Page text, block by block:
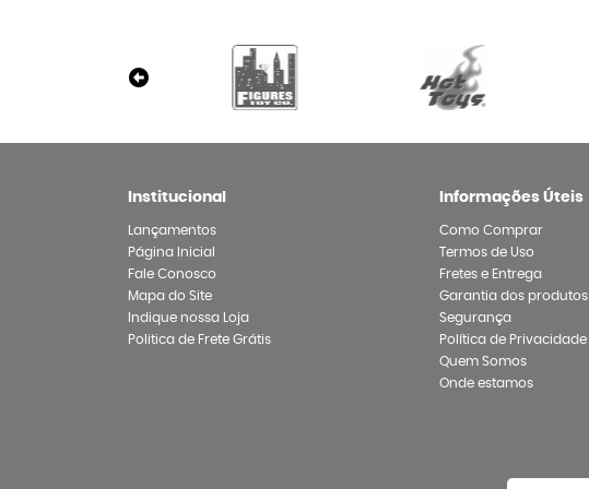
Institucional
Lançamentos
Página Inicial
Fale Conosco
Mapa do Site
Indique nossa Loja
Politica de Frete Grátis
Informações Úteis
Como Comprar
Termos de Uso
Fretes e Entrega
Garantia dos produtos
Segurança
Política de Privacidade
Quem Somos
Onde estamos